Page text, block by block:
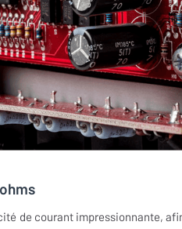
de courant impressionnante,